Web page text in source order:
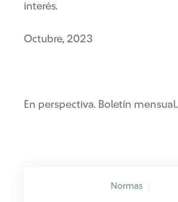
interés.
Octubre, 2023
En perspectiva. Boletín mensual.
Normas